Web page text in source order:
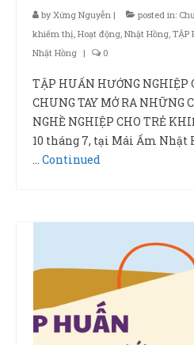
byXứng Nguyễn | posted in:
khiếm thị, Hoạt động, Nhật Hồng, TẬP
Nhật Hồng | 0
TẬP HUẤN HƯỚNG NGHIỆP
CHUNG TAY MỞ RA NHỮNG
NGHỀ NGHIỆP CHO TRẺ
10 tháng 7, tại Mái Ấm Nhật
… Continued